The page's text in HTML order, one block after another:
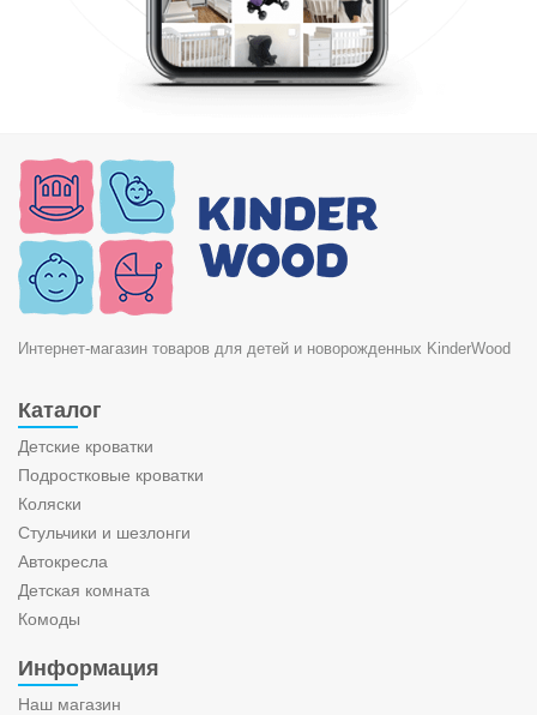
Интернет-магазин товаров для детей и новорожденных KinderWood
Каталог
Детские кроватки
Подростковые кроватки
Коляски
Стульчики и шезлонги
Автокресла
Детская комната
Комоды
Информация
Наш магазин